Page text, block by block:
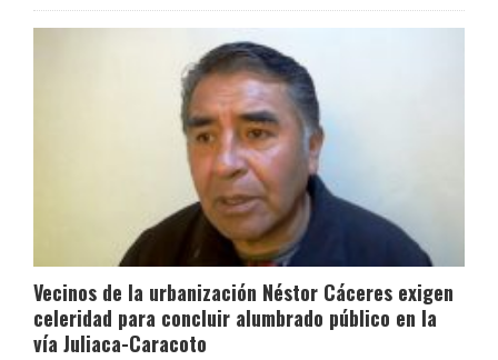
Vecinos de la urbanización Néstor Cáceres exigen
celeridad para concluir alumbrado público en la
vía Juliaca-Caracoto